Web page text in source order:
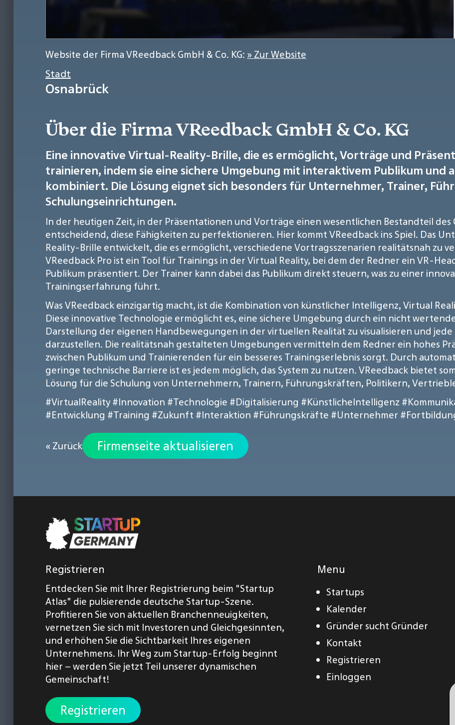
Website der Firma VReedback GmbH & Co. KG: » Zur Website
Stadt
Osnabrück
Über die Firma VReedback GmbH & Co. KG
Eine innovative Virtual-Reality-Brille, die es ermöglicht, Vorträge und
trainieren, indem sie eine sichere Umgebung mit interaktivem Publikum
kombiniert. Die Lösung eignet sich besonders für Unternehmer, Trainer,
Schulungseinrichtungen.
In der heutigen Zeit, in der Präsentationen und Vorträge einen wesentlichen Bestandteil des
entscheidend, diese Fähigkeiten zu perfektionieren. Hier kommt VReedback ins Spiel. Das
Reality-Brille entwickelt, die es ermöglicht, verschiedene Vortragsszenarien realitätsnah zu
VReedback Pro ist ein Tool für Trainings in der Virtual Reality, bei dem der Redner ein VR-
Publikum präsentiert. Der Trainer kann dabei das Publikum direkt steuern, was zu einer
Trainingserfahrung führt.
Was VReedback einzigartig macht, ist die Kombination von künstlicher Intelligenz, Virtual
Diese innovative Technologie ermöglicht es, eine sichere Umgebung durch ein nicht
Darstellung der eigenen Handbewegungen in der virtuellen Realität zu visualisieren und
darzustellen. Die realitätsnah gestalteten Umgebungen vermitteln dem Redner ein hohes
zwischen Publikum und Trainierenden für ein besseres Trainingserlebnis sorgt. Durch
geringe technische Barriere ist es jedem möglich, das System zu nutzen. VReedback bietet
Lösung für die Schulung von Unternehmern, Trainern, Führungskräften, Politikern,
#VirtualReality#Innovation #Technologie #Digitalisierung #KünstlicheIntelligenz
#Entwicklung #Training #Zukunft #Interaktion #Führungskräfte #Unternehmer
« Zurück Firmenseite aktualisieren
Registrieren
Entdecken Sie mit Ihrer Registrierung beim "Startup
Atlas" die pulsierende deutsche Startup-Szene.
Profitieren Sie von aktuellen Branchenneuigkeiten,
vernetzen Sie sich mit Investoren und Gleichgesinnten,
und erhöhen Sie die Sichtbarkeit Ihres eigenen
Unternehmens. Ihr Weg zum Startup-Erfolg beginnt
hier – werden Sie jetzt Teil unserer dynamischen
Gemeinschaft!
Registrieren
Menu
Startups
Kalender
Gründer sucht Gründer
Kontakt
Registrieren
Einloggen